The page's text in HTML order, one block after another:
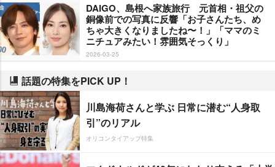
DAIGO、島根へ家族旅行 元首相・祖父の
銅像前での写真に反響「お子さんたち、め
ちゃ大きくなりましたね〜！」「ママのミ
ニチュアみたい！雰囲気そっくり」
2026-03-25
話題の特集をPICK UP！
川島海荷さんと学ぶ 日常に潜む“人身取
引”のリアル
オリコンタイアップ特集